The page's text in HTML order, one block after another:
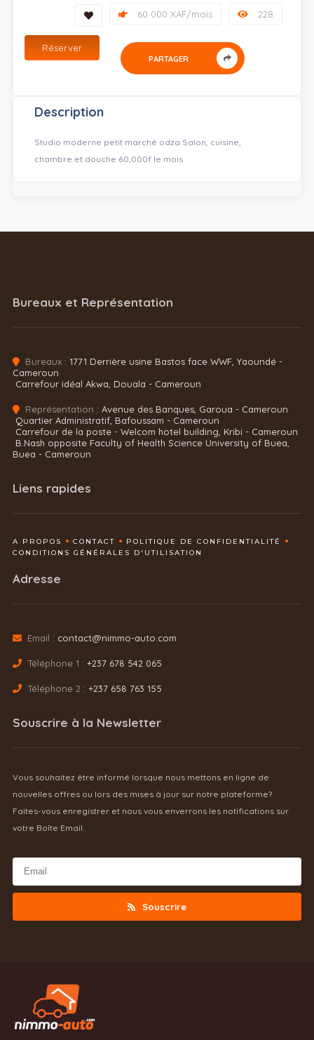
228
60 000 XAF/mois
Réserver
PARTAGER
Description
Studio moderne petit marché odza Salon, cuisine,
chambre et douche 60,000f le mois
Bureaux et Représentation
Bureaux : 1771 Derrière usine Bastos face WWF, Yaoundé -
Cameroun
Carrefour idéal Akwa, Douala - Cameroun
Représentation : Avenue des Banques, Garoua - Cameroun
Quartier Administratif, Bafoussam - Cameroun
Carrefour de la poste - Welcom hotel building, Kribi - Cameroun
B.Nash opposite Faculty of Health Science University of Buea,
Buea - Cameroun
Liens rapides
A PROPOS CONTACT
POLITIQUE DE CONFIDENTIALITÉ
CONDITIONS GÉNÉRALES D'UTILISATION
Adresse
Email : contact@nimmo-auto.com
Téléphone 1 : +237 678 542 065
Téléphone 2 : +237 658 763 155
Souscrire à la Newsletter
Vous souhaitez être informé lorsque nous mettons en ligne de
nouvelles offres ou lors des mises à jour sur notre plateforme?
Faites-vous enregistrer et nous vous enverrons les notifications sur
votre Boîte Email.
Souscrire